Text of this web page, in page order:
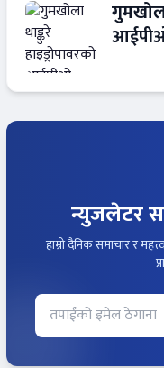
न्युजलेटर
हाम्रो दैनिक समाचार र